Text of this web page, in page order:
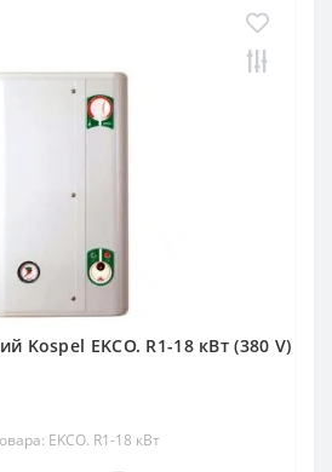
Kospel EKCO. R1-18 кВт (380 V)
EKCO. R1-18 кВт